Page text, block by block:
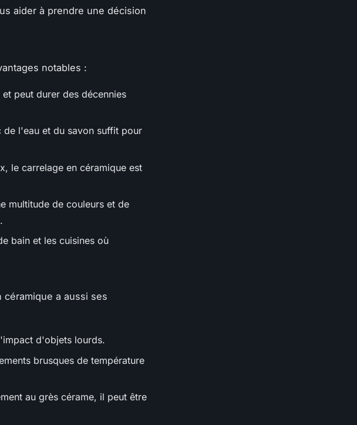
aider à prendre une décision
notables :
peut durer des décennies
de l'eau et du savon suffit pour
le carrelage en céramique est
multitude de couleurs et de
bain et les cuisines où
a aussi ses
d'objets lourds.
brusques de température
au grès cérame, il peut être